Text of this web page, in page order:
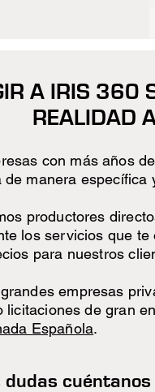
A IRIS 360
REALIDAD
con más años
manera específica
productores
los servicios que
para nuestros
empresas
licitaciones de gran
Española.
dudas